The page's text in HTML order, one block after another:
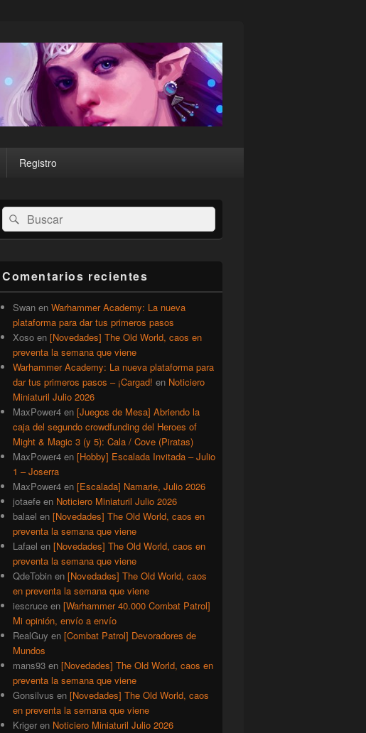
Registro
El
área
de
lateral
primaria
Buscar
por:
Buscar
Comentarios recientes
Swan en Warhammer Academy: La nueva
plataforma para dar tus primeros pasos
Xoso en [Novedades] The Old World, caos en
preventa la semana que viene
Warhammer Academy: La nueva plataforma para
dar tus primeros pasos – ¡Cargad! en Noticiero
Miniaturil Julio 2026
MaxPower4 en [Juegos de Mesa] Abriendo la
caja del segundo crowdfunding del Heroes of
Might & Magic 3 (y 5): Cala / Cove (Piratas)
MaxPower4 en [Hobby] Escalada Invitada – Julio
1 – Joserra
MaxPower4 en [Escalada] Namarie, Julio 2026
jotaefe en Noticiero Miniaturil Julio 2026
balael en [Novedades] The Old World, caos en
preventa la semana que viene
Lafael en [Novedades] The Old World, caos en
preventa la semana que viene
QdeTobin en [Novedades] The Old World, caos
en preventa la semana que viene
iescruce en [Warhammer 40.000 Combat Patrol]
Mi opinión, envío a envío
RealGuy en [Combat Patrol] Devoradores de
Mundos
mans93 en [Novedades] The Old World, caos en
preventa la semana que viene
Gonsilvus en [Novedades] The Old World, caos
en preventa la semana que viene
Kriger en Noticiero Miniaturil Julio 2026